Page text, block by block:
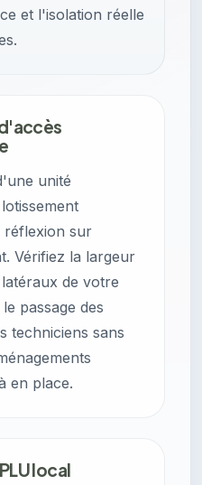
et l'isolation réelle
unité
réflexion sur
Vérifiez la largeur
de votre
passage des
techniciens sans
en place.
local